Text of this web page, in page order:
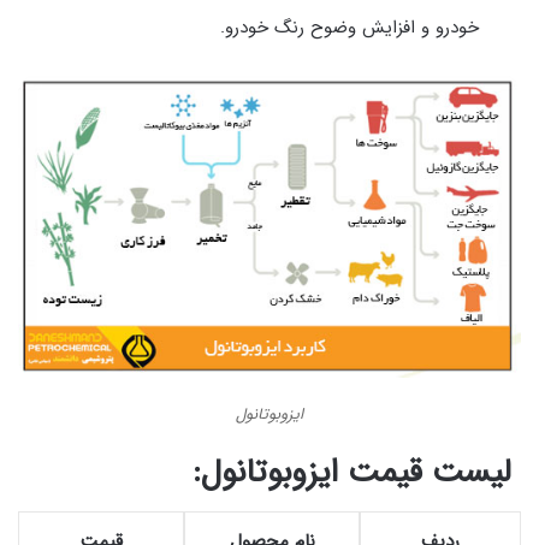
خودرو و افزایش وضوح رنگ خودرو.
ایزوبوتانول
لیست قیمت ایزوبوتانول: